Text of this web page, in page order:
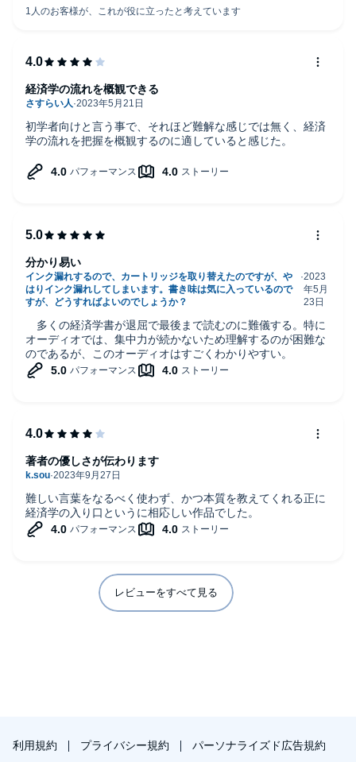
初学者向けと言う事で、それほど難解な感じでは無く、経済
学の流れを把握を概観するのに適していると感じた。
経済学の流れを概観できる
多くの経済学書が退屈で最後まで読むのに難儀する。特に
オーディオでは、集中力が続かないため理解するのが困難な
のであるが、このオーディオはすごくわかりやすい。
分かり易い
難しい言葉をなるべく使わず、かつ本質を教えてくれる正に
経済学の入り口というに相応しい作品でした。
著者の優しさが伝わります
レビューをすべて見る
利用規約 プライバシー規約 パーソナライズド広告規約